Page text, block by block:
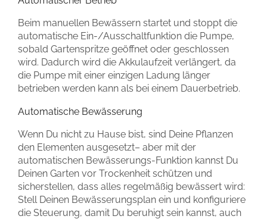
Beim manuellen Bewässern startet und stoppt die
automatische Ein-/Ausschaltfunktion die Pumpe,
sobald Gartenspritze geöffnet oder geschlossen
wird. Dadurch wird die Akkulaufzeit verlängert, da
die Pumpe mit einer einzigen Ladung länger
betrieben werden kann als bei einem Dauerbetrieb.
Automatische Bewässerung
Wenn Du nicht zu Hause bist, sind Deine Pflanzen
den Elementen ausgesetzt– aber mit der
automatischen Bewässerungs-Funktion kannst Du
Deinen Garten vor Trockenheit schützen und
sicherstellen, dass alles regelmäßig bewässert wird:
Stell Deinen Bewässerungsplan ein und konfiguriere
die Steuerung, damit Du beruhigt sein kannst, auch